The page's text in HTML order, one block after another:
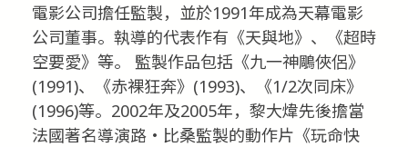
電影公司擔任監製，並於1991年成為天幕電影
公司董事。執導的代表作有《天與地》、《超時
空要愛》等。 監製作品包括《九一神鵰俠侶》
(1991)、《赤裸狂奔》(1993)、《1/2次同床》
(1996)等。2002年及2005年，黎大煒先後擔當
法國著名導演路‧比桑監製的動作片《玩命快